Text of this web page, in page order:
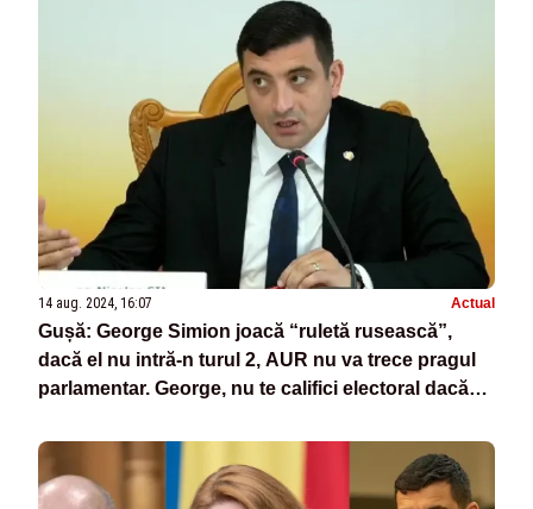
14 aug. 2024, 16:07 Actual
Gușă: George Simion joacă “ruletă rusească”,
dacă el nu intră-n turul 2, AUR nu va trece pragul
parlamentar. George, nu te califici electoral dacă
mine însă că ești doar un iepure, Ciolacu se
pregăteșt